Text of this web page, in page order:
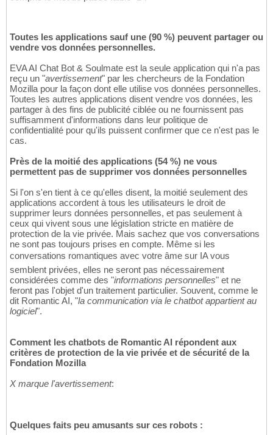
Toutes les applications sauf une (90 %) peuvent partager ou
vendre vos données personnelles.
EVA AI Chat Bot & Soulmate est la seule application qui n'a pas
reçu un "avertissement" par les chercheurs de la Fondation
Mozilla pour la façon dont elle utilise vos données personnelles.
Toutes les autres applications disent vendre vos données, les
partager à des fins de publicité ciblée ou ne fournissent pas
suffisamment d'informations dans leur politique de
confidentialité pour qu'ils puissent confirmer que ce n'est pas le
cas.
Près de la moitié des applications (54 %) ne vous
permettent pas de supprimer vos données personnelles
Si l'on s'en tient à ce qu'elles disent, la moitié seulement des
applications accordent à tous les utilisateurs le droit de
supprimer leurs données personnelles, et pas seulement à
ceux qui vivent sous une législation stricte en matière de
protection de la vie privée. Mais sachez que vos conversations
ne sont pas toujours prises en compte. Même si les
conversations romantiques avec votre âme sur IA vous
semblent privées, elles ne seront pas nécessairement
considérées comme des "informations personnelles" et ne
feront pas l'objet d'un traitement particulier. Souvent, comme le
dit Romantic AI, "la communication via le chatbot appartient au
logiciel".
Comment les chatbots de Romantic AI répondent aux
critères de protection de la vie privée et de sécurité de la
Fondation Mozilla
X marque l'avertissement:
Quelques faits peu amusants sur ces robots :